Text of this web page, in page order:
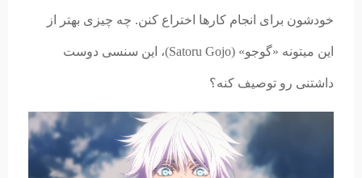
خودشون برای انجام کارها اختراع کنن. چه چیزی بهتر از
این میتونه «گوجو» ( Satoru Gojo)، این سنسی دوست
داشتنی رو توصیف کنه؟